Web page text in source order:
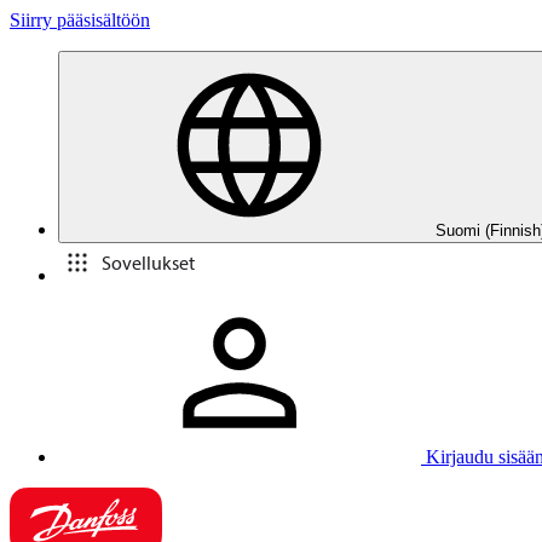
Siirry pääsisältöön
Suomi
Sovellukset
Kirjaudu